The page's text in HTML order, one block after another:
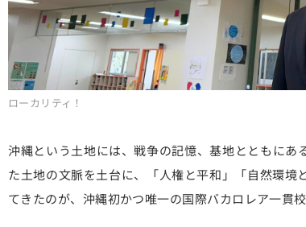
ローカリティ！
沖縄という土地には、戦争の記憶、基地とともに
た土地の文脈を土台に、「人権と平和」「自然環
てきたのが、沖縄初かつ唯一の国際バカロレア一貫